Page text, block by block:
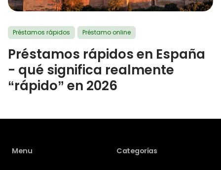
Préstamos rápidos Préstamo online
Préstamos rápidos en España
- qué significa realmente
“rápido” en 2026
Menu Categorías